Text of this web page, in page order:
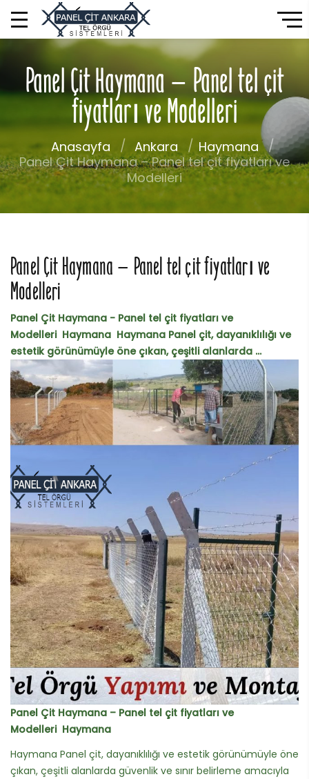
Panel Çit Haymana – Panel tel çit
fiyatları ve Modelleri
Anasayfa Ankara
Haymana
Panel Çit Haymana – Panel tel çit fiyatları ve
Modelleri
Panel Çit Haymana – Panel tel çit fiyatları ve
Modelleri
Panel Çit Haymana - Panel tel çit fiyatları ve
Modelleri Haymana Haymana Panel çit, dayanıklılığı ve
estetik görünümüyle öne çıkan, çeşitli alanlarda ...
Panel Çit Haymana – Panel tel çit fiyatları ve
Modelleri Haymana
Haymana Panel çit, dayanıklılığı ve estetik görünümüyle öne
çıkan, çeşitli alanlarda güvenlik ve sınır belirleme amacıyla